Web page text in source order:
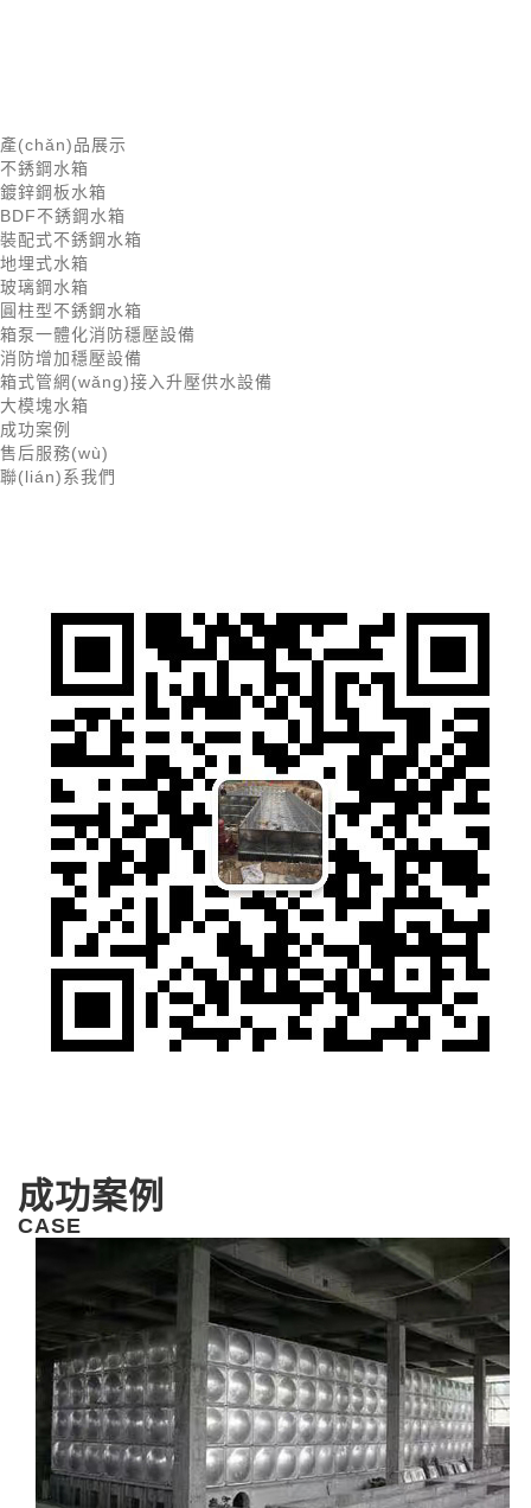
產(chǎn)品展示
不銹鋼水箱
鍍鋅鋼板水箱
BDF不銹鋼水箱
裝配式不銹鋼水箱
地埋式水箱
玻璃鋼水箱
圓柱型不銹鋼水箱
箱泵一體化消防穩壓設備
消防增加穩壓設備
箱式管網(wǎng)接入升壓供水設備
大模塊水箱
成功案例
售后服務(wù)
聯(lián)系我們
成功案例
CASE